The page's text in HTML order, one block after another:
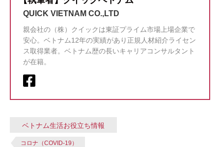
QUICK VIETNAM CO.,LTD
親会社の（株）クイックは東証プライム市場上場企業で
安心。ベトナム12年の実績があり正規人材紹介ライセン
ス取得業者。ベトナム歴の長いキャリアコンサルタント
が在籍。
ベトナム生活お役立ち情報
コロナ（COVID-19）